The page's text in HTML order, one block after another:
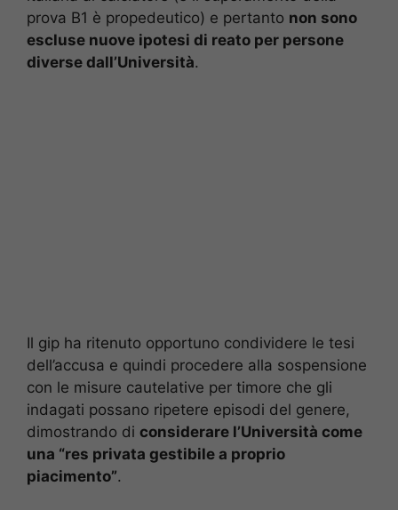
prova B1 è propedeutico) e pertanto non sono
escluse nuove ipotesi di reato per persone
diverse dall’Università.
Il gip ha ritenuto opportuno condividere le tesi
dell’accusa e quindi procedere alla sospensione
con le misure cautelative per timore che gli
indagati possano ripetere episodi del genere,
dimostrando di considerare l’Università come
una “res privata gestibile a proprio
piacimento”.